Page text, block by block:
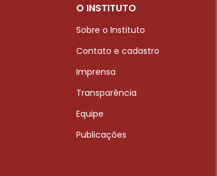
O INSTITUTO
Sobre o Instituto
Contato e cadastro
Imprensa
Transparência
Equipe
Publicações